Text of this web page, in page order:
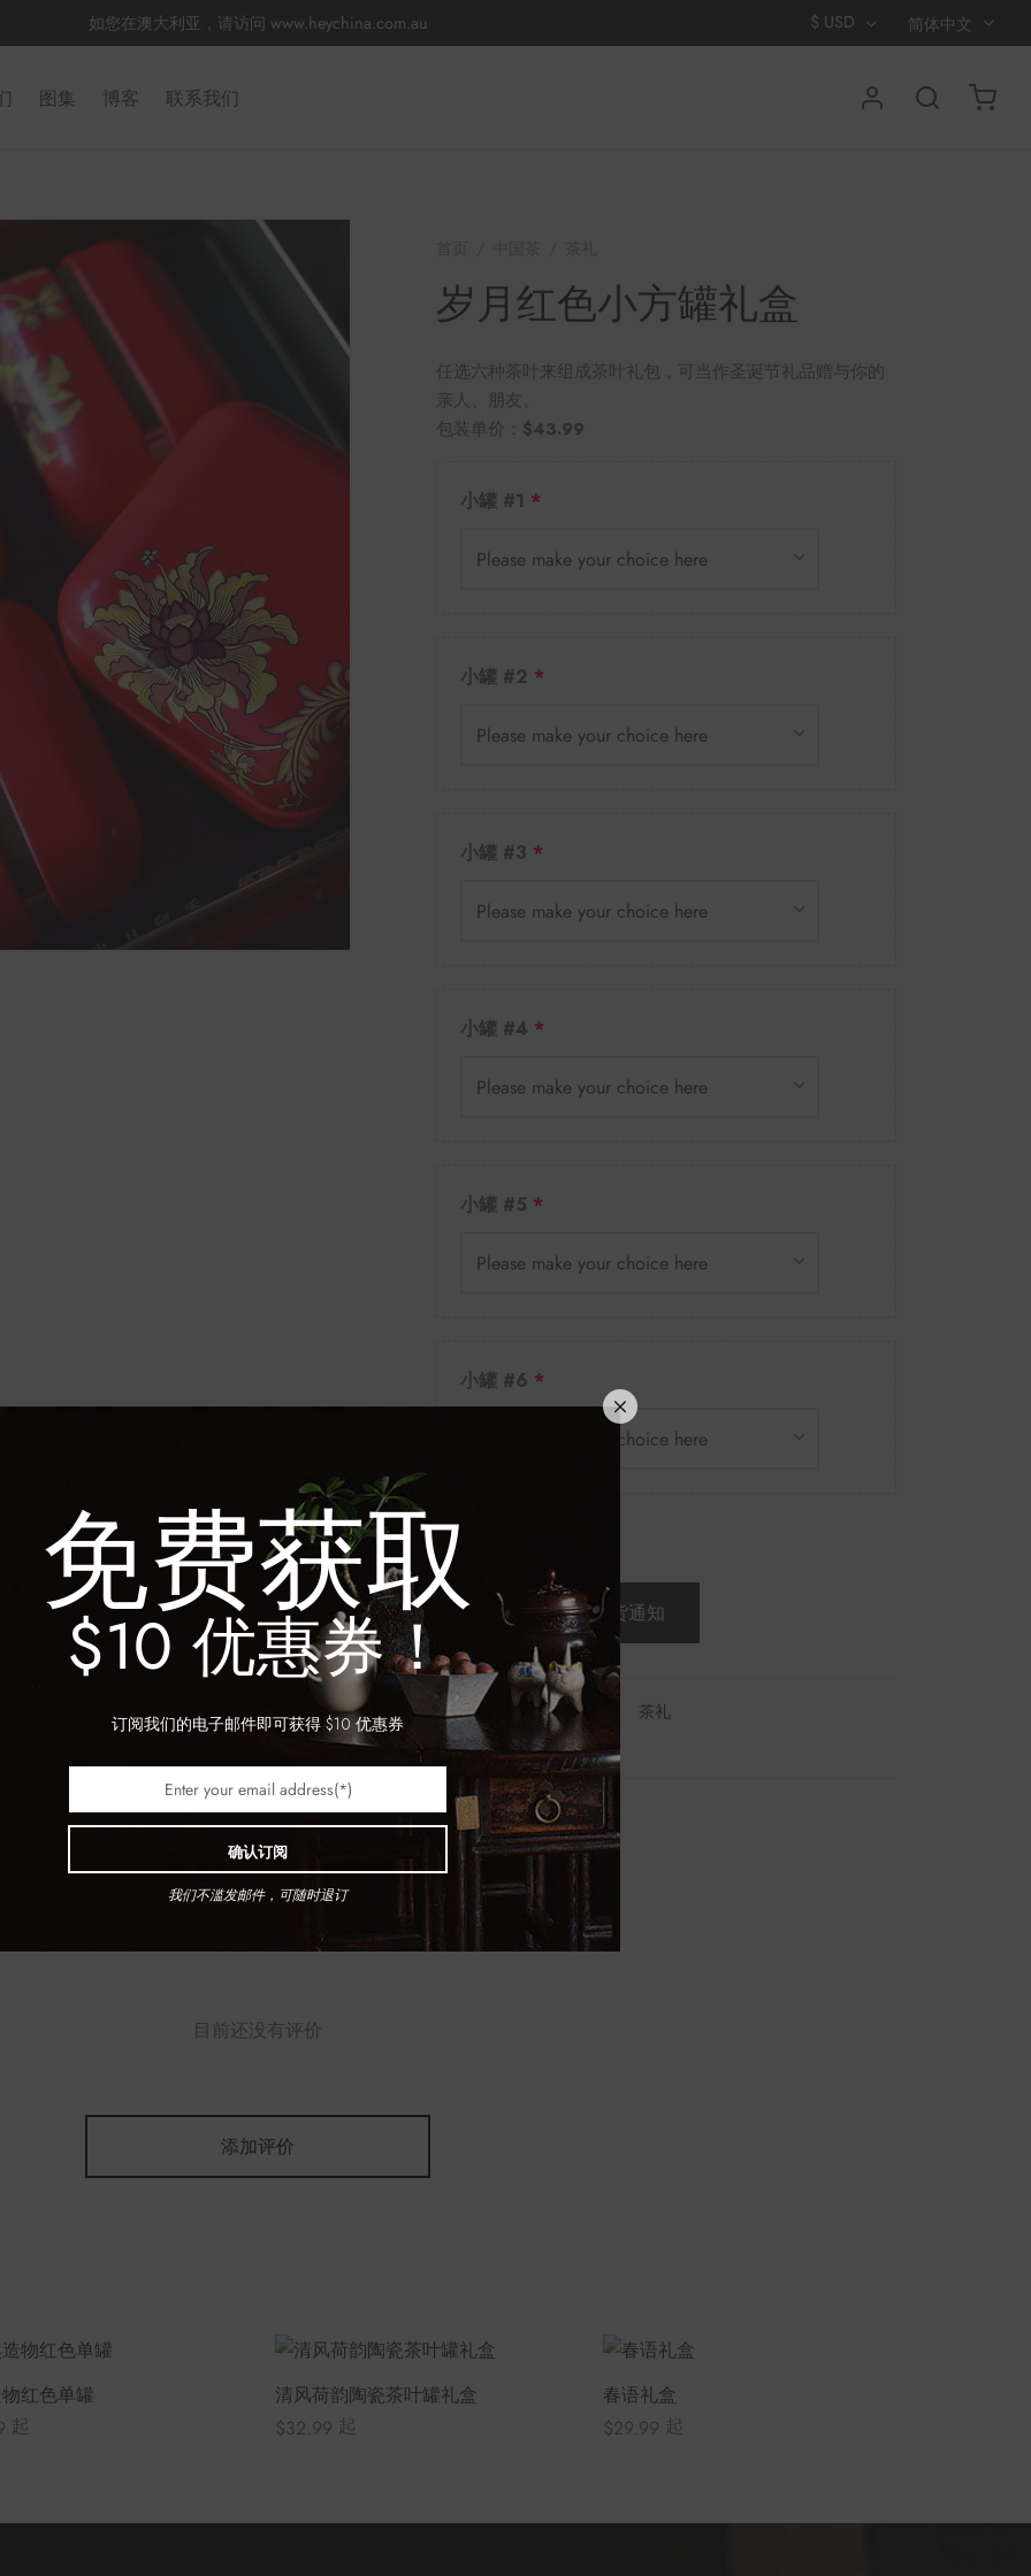
如您在澳大利亚，请访问 www.heychina.com.au $ USD 简体中文
图集 博客 联系我们
岁月红色小方罐礼盒
任选六种茶叶来组成茶叶礼包，可当作圣诞节礼品赠与你的
亲人、朋友。
包装单价： $43.99
小罐 #1
Please make your choice here
小罐 #2
Please make your choice here
小罐 #3
Please make your choice here
小罐 #4
Please make your choice here
小罐 #5
Please make your choice here
小罐 #6
Please make your choice here
价格：
缺货中
SKU： TGB_SYR 分类： 茶礼
WeChat
EmailFacebook
TwitterPinterest
目前还没有评价
添加评价
红色单罐
起
清风荷韵陶瓷茶叶罐礼盒
$32.99 起
春语礼盒
$29.99 起
免费获取
$10 优惠券！
订阅我们的电子邮件即可获得 $10 优惠券
确认订阅
我们不滥发邮件，可随时退订